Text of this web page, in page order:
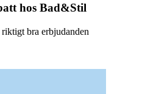
hos Bad&Stil
bra erbjudanden